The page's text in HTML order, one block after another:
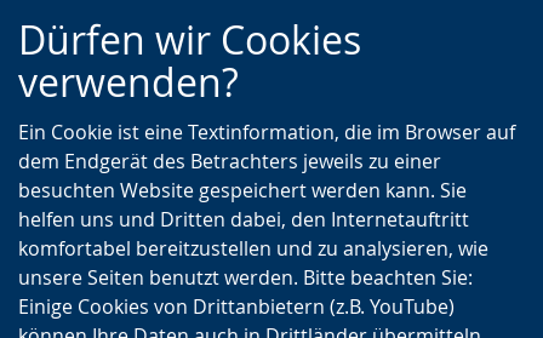
Zur
Hauptnavigation
Zur
Seitennavigation
Zum
Inhalt
Dürfen wir Cookies
verwenden?
Ein Cookie ist eine Textinformation, die im Browser auf
dem Endgerät des Betrachters jeweils zu einer
besuchten Website gespeichert werden kann. Sie
helfen uns und Dritten dabei, den Internetauftritt
komfortabel bereitzustellen und zu analysieren, wie
unsere Seiten benutzt werden. Bitte beachten Sie:
Einige Cookies von Drittanbietern (z.B. YouTube)